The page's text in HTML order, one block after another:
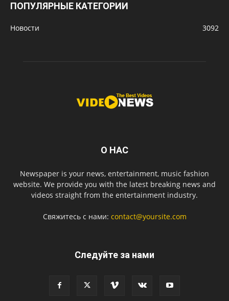
ПОПУЛЯРНЫЕ КАТЕГОРИИ
Новости 3092
О НАС
Newspaper is your news, entertainment, music fashion
website. We provide you with the latest breaking news and
videos straight from the entertainment industry.
Свяжитесь с нами: contact@yoursite.com
Следуйте за нами